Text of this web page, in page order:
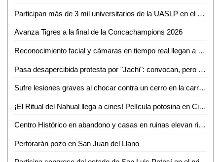
Participan más de 3 mil universitarios de la UASLP en el Primer Simulacro Nacional 2026
Avanza Tigres a la final de la Concachampions 2026
Reconocimiento facial y cámaras en tiempo real llegan a estudiantes del Cobach 06
Pasa desapercibida protesta por "Jachi": convocan, pero casi nadie acude a exigir justicia
Sufre lesiones graves al chocar contra un cerro en la carretera libre Ciudad Valles-Rioverde
¡El Ritual del Nahual llega a cines! Película potosina en Cinemex y Cinépolis desde el 7 de mayo
Centro Histórico en abandono y casas en ruinas elevan riesgo en San Luis Potosí
Perforarán pozo en San Juan del Llano